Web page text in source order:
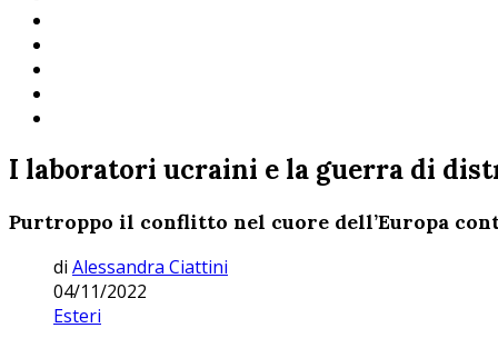
I laboratori ucraini e la guerra di
Purtroppo il conflitto nel cuore dell’Europa
di Alessandra Ciattini
04/11/2022
Esteri